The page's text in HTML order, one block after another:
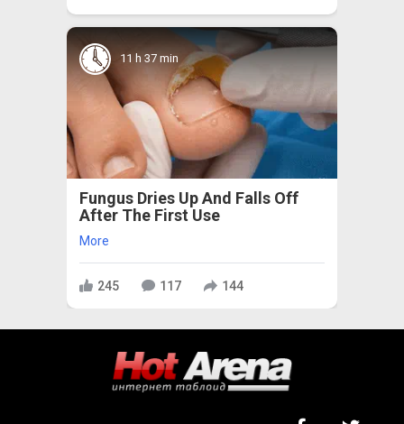
11 h 37 min
Fungus Dries Up And Falls Off
After The First Use
More
245 117 144